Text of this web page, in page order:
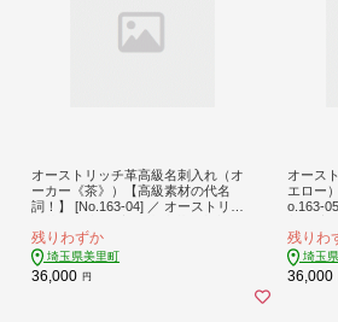
オーストリッチ革高級名刺入れ（オ
ーカー《茶》）【高級素材の代名
詞！】 [No.163-04] ／ オーストリッ
メンズ名刺入れ レディース名刺入れ
手作り名刺入れ 贈り物ギフト 高級素
材 軽量革 革小物 上品名刺入れ エコ
レザー 日本製名刺入れ エグゼクティ
残りわずか
埼玉県美里町
36,000 円
オース
エロー
o.163-
刺入れ
刺入れ
革 革小
日本製
残りわ
埼玉
36,000